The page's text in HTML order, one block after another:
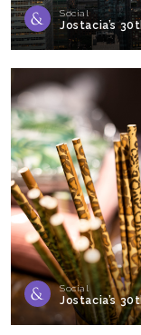
Social
Jostacia’s
Social
Jostacia’s